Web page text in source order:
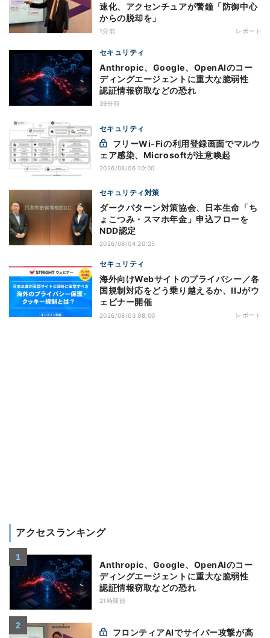
速化、アクセンチュアが警鐘「防御中心
からの脱却を」
1分前 レポート
セキュリティ
Anthropic、Google、OpenAIのコー
ディングエージェントに重大な脆弱性
認証情報窃取などの恐れ
39分前
セキュリティ
ェア感染、Microsoftが注意喚起
2026/08/06 10:00
セキュリティ対策
ダークパターン対策協会、日本生命「ち
ょこつみ・スマホ年金」申込フローを
NDD認定
2026/08/04 20:25
セキュリティ
海外向けWebサイトのプライバシー／各
国規制対応をどう乗り越えるか、IIJがウ
ェビナー開催
2026/08/03 08:00 レポート
アクセスランキング
Anthropic、Google、OpenAIのコー
ディングエージェントに重大な脆弱性
認証情報窃取などの恐れ
21時間前